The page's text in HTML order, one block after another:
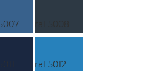
ral 5012